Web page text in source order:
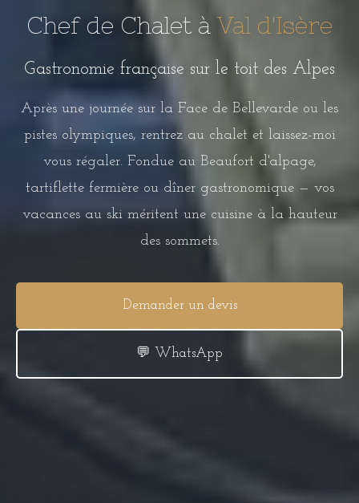
Chef de Chalet àVal d'Isère
Gastronomie française sur le toit des Alpes
Après une journée sur la Face de Bellevarde ou les
pistes olympiques, rentrez au chalet et laissez-moi
vous régaler. Fondue au Beaufort d'alpage,
tartiflette fermière ou dîner gastronomique — vos
vacances au ski méritent une cuisine à la hauteur
des sommets.
Demander un devis
💬 WhatsApp